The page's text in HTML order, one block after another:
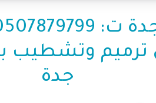
وتشطيب
جدة